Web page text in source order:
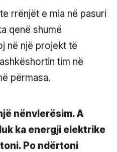
rrënjët e mia në pasuri
qenë shumë
në një projekt të
tim në
përmasa.
nënvlerësim. A
ka energji elektrike
Po ndërtoni